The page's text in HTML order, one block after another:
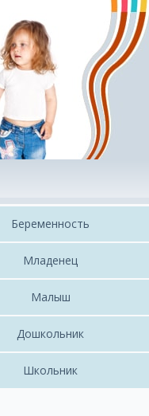
Беременность
Младенец
Малыш
Дошкольник
Школьник